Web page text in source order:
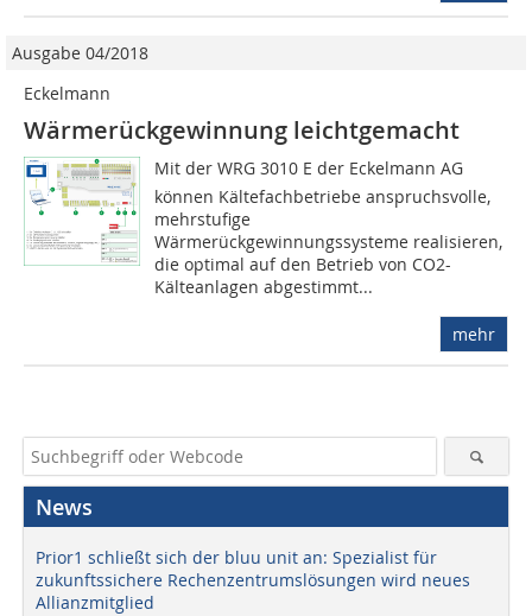
Ausgabe 04/2018
Eckelmann
Wärmerückgewinnung leichtgemacht
Mit der WRG 3010 E der Eckelmann AG
können Kältefachbetriebe anspruchsvolle,
mehrstufige
Wärmerückgewinnungssysteme realisieren,
die optimal auf den Betrieb von CO2-
Kälteanlagen abgestimmt...
mehr
News
Prior1 schließt sich der bluu unit an: Spezialist für
zukunftssichere Rechenzentrumslösungen wird neues
Allianzmitglied